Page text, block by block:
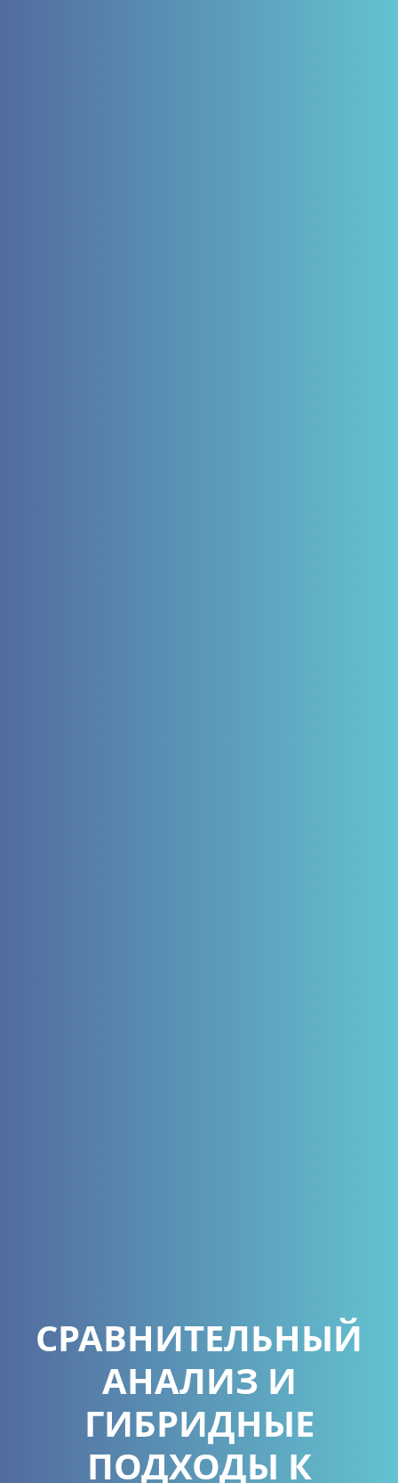
СРАВНИТЕЛЬНЫЙ
АНАЛИЗ И
ГИБРИДНЫЕ
ПОДХОДЫ К